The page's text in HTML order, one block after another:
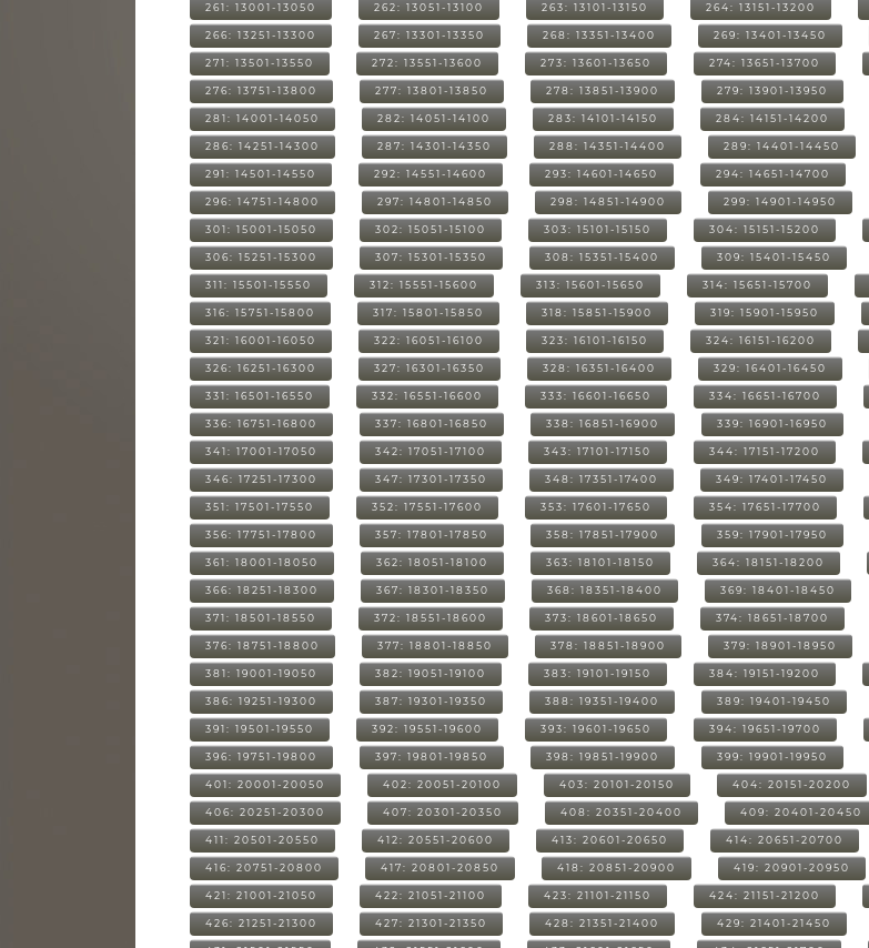
261: 13001-13050 262: 13051-13100 263: 13101-13150 264: 13151-13200
266: 13251-13300 267: 13301-13350 268: 13351-13400 269: 13401-13450
271: 13501-13550 272: 13551-13600 273: 13601-13650 274: 13651-13700
276: 13751-13800 277: 13801-13850 278: 13851-13900 279: 13901-13950
281: 14001-14050 282: 14051-14100 283: 14101-14150 284: 14151-14200
286: 14251-14300 287: 14301-14350 288: 14351-14400 289: 14401-14450
291: 14501-14550 292: 14551-14600 293: 14601-14650 294: 14651-14700
296: 14751-14800 297: 14801-14850 298: 14851-14900 299: 14901-14950
301: 15001-15050 302: 15051-15100 303: 15101-15150 304: 15151-15200
306: 15251-15300 307: 15301-15350 308: 15351-15400 309: 15401-15450
311: 15501-15550 312: 15551-15600 313: 15601-15650 314: 15651-15700
316: 15751-15800 317: 15801-15850 318: 15851-15900 319: 15901-15950
321: 16001-16050 322: 16051-16100 323: 16101-16150 324: 16151-16200
326: 16251-16300 327: 16301-16350 328: 16351-16400 329: 16401-16450
331: 16501-16550 332: 16551-16600 333: 16601-16650 334: 16651-16700
336: 16751-16800 337: 16801-16850 338: 16851-16900 339: 16901-16950
341: 17001-17050 342: 17051-17100 343: 17101-17150 344: 17151-17200
346: 17251-17300 347: 17301-17350 348: 17351-17400 349: 17401-17450
351: 17501-17550 352: 17551-17600 353: 17601-17650 354: 17651-17700
356: 17751-17800 357: 17801-17850 358: 17851-17900 359: 17901-17950
361: 18001-18050 362: 18051-18100 363: 18101-18150 364: 18151-18200
366: 18251-18300 367: 18301-18350 368: 18351-18400 369: 18401-18450
371: 18501-18550 372: 18551-18600 373: 18601-18650 374: 18651-18700
376: 18751-18800 377: 18801-18850 378: 18851-18900 379: 18901-18950
381: 19001-19050 382: 19051-19100 383: 19101-19150 384: 19151-19200
386: 19251-19300 387: 19301-19350 388: 19351-19400 389: 19401-19450
391: 19501-19550 392: 19551-19600 393: 19601-19650 394: 19651-19700
396: 19751-19800 397: 19801-19850 398: 19851-19900 399: 19901-19950
401: 20001-20050 402: 20051-20100 403: 20101-20150 404: 20151-20200
406: 20251-20300 407: 20301-20350 408: 20351-20400 409: 20401-20450
411: 20501-20550 412: 20551-20600 413: 20601-20650 414: 20651-20700
416: 20751-20800 417: 20801-20850 418: 20851-20900 419: 20901-20950
421: 21001-21050 422: 21051-21100 423: 21101-21150 424: 21151-21200
426: 21251-21300 427: 21301-21350 428: 21351-21400 429: 21401-21450